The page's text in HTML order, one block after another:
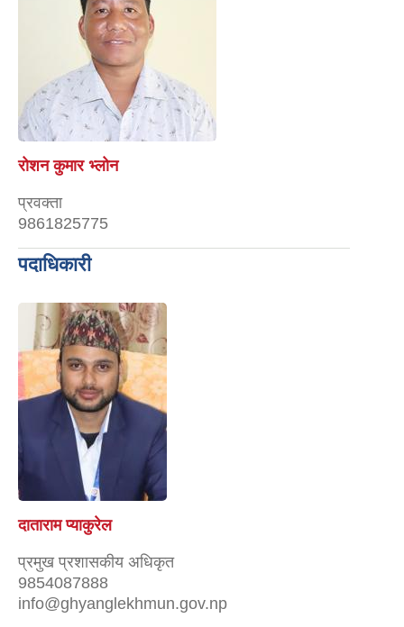
रोशन कुमार भ्लोन
प्रवक्ता
9861825775
पदाधिकारी
दाताराम प्याकुरेल
प्रमुख प्रशासकीय अधिकृत
9854087888
info@ghyanglekhmun.gov.np